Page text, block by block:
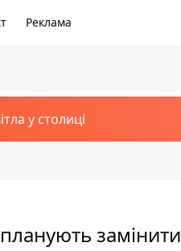
Реклама
у столиці
замінити